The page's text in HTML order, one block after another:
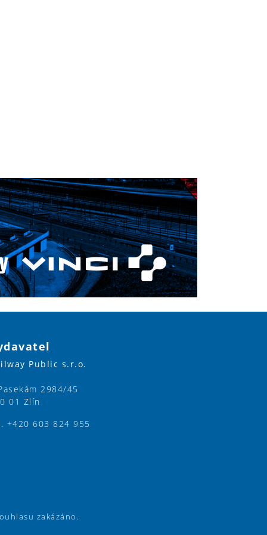
Public s.r.o.
2984/45
01 Zlín
+420 603 824 955
zakázáno.